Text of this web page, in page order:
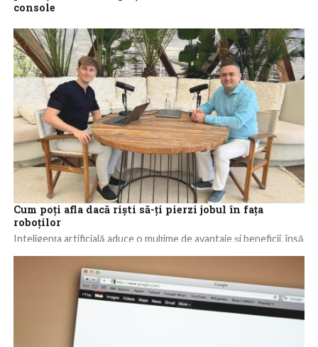
console
vânzărilor solide de console precum Playstation 5 de la Sony,
potrivit...
Cum poți afla dacă riști să-ți pierzi jobul în fața
roboților
Inteligența artificială aduce o mulțime de avantaje și beneficii, însă
acestei tehnologii,...